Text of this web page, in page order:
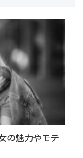
の魅力やモテ